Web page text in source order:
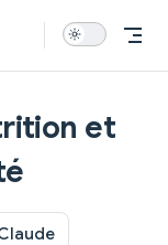
et